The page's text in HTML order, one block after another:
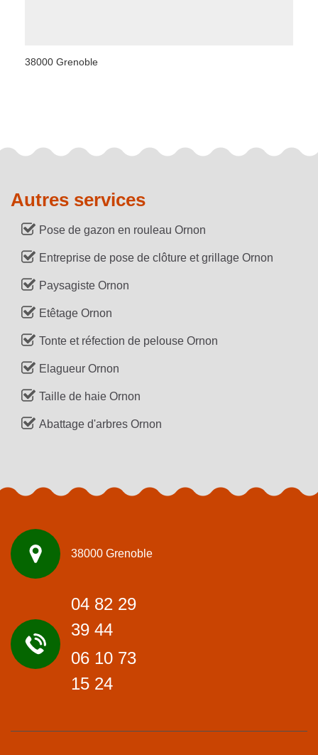
38000 Grenoble
Autres services
Pose de gazon en rouleau Ornon
Entreprise de pose de clôture et grillage Ornon
Paysagiste Ornon
Etêtage Ornon
Tonte et réfection de pelouse Ornon
Elagueur Ornon
Taille de haie Ornon
Abattage d'arbres Ornon
38000 Grenoble
04 82 29
39 44
06 10 73
15 24